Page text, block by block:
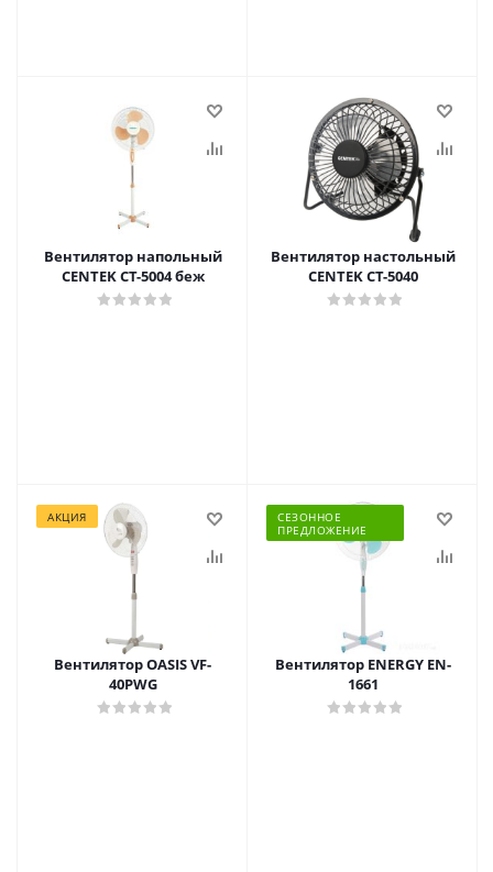
Вентилятор напольный
CENTEK CT-5004 беж
Вентилятор настольный
CENTEK CT-5040
АКЦИЯ
Вентилятор OASIS VF-
40PWG
СЕЗОННОЕ
ПРЕДЛОЖЕНИЕ
Вентилятор ENERGY EN-
1661